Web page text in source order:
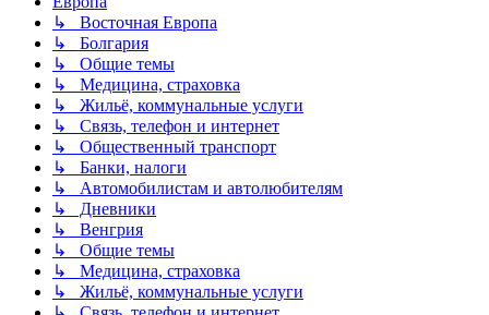
↳ Восточная Европа
↳ Болгария
↳ Общие темы
↳ Медицина, страховка
↳ Жильё, коммунальные услуги
↳ Связь, телефон и интернет
↳ Общественный транспорт
↳ Банки, налоги
↳ Автомобилистам и автолюбителям
↳ Дневники
↳ Венгрия
↳ Общие темы
↳ Медицина, страховка
↳ Жильё, коммунальные услуги